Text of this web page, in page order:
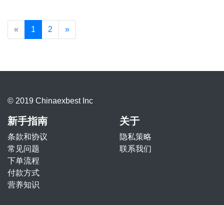
« 1 2 »
© 2019 Chinaexbest Inc
新手指南
条款和协议
常见问题
下单流程
付款方式
营养知识
关于
隐私策略
联系我们